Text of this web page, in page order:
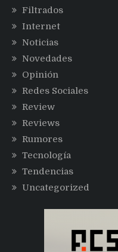
Filtrados
Internet
Noticias
Novedades
Opinión
Redes Sociales
Review
Reviews
Rumores
Tecnología
Tendencias
Uncategorized